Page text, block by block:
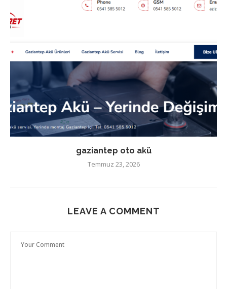
gaziantep oto akü
Temmuz 23, 2026
LEAVE A COMMENT